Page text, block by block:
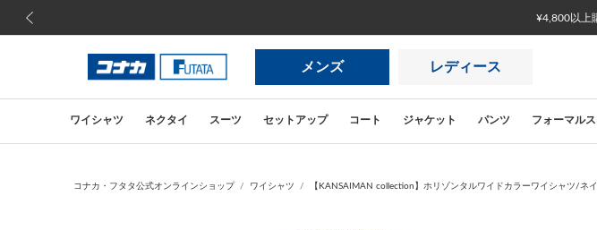
¥4,800以上
メンズ レディース
ワイシャツ ネクタイ スーツ セットアップ コート ジャケット パンツ フォーマル
コナカ・フタタ公式オンラインショップ ワイシャツ 【KANSAIMAN collection】ホリゾンタルワイドカラーワイシャツ/ネ